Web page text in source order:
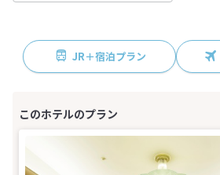
JR＋宿泊プラン